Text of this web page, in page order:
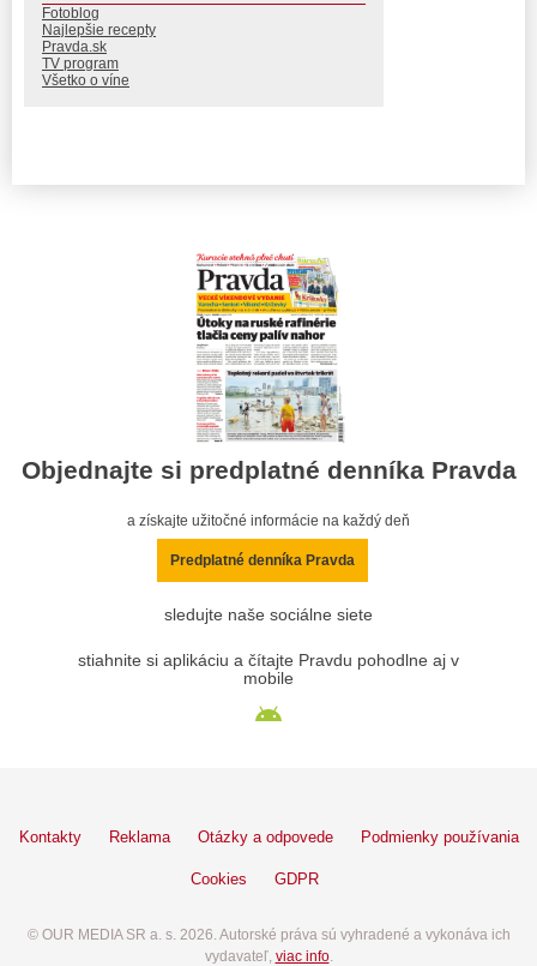
Fotoblog
Najlepšie recepty
Pravda.sk
TV program
Všetko o víne
Objednajte si predplatné denníka Pravda
a získajte užitočné informácie na každý deň
Predplatné denníka Pravda
sledujte naše sociálne siete
stiahnite si aplikáciu a čítajte Pravdu pohodlne aj v
mobile
Kontakty Reklama Otázky a odpovede Podmienky používania
Cookies GDPR
© OUR MEDIA SR a. s. 2026. Autorské práva sú vyhradené a vykonáva ich
vydavateľ, viac info.